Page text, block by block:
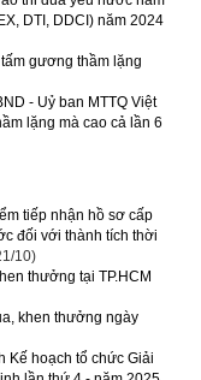
DTI, DDCI) năm 2024
gương thầm lặng
- Uỷ ban MTTQ Việt
lặng mà cao cả lần 6
tiếp nhận hồ sơ cấp
đối với thành tích thời
10)
thưởng tại TP.HCM
khen thưởng ngày
Kế hoạch tổ chức Giải